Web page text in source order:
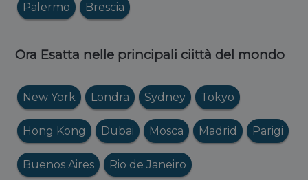
Palermo Brescia
Ora Esatta nelle principali ciittà del mondo
New York Londra Sydney Tokyo
Hong Kong Dubai Mosca Madrid Parigi
Buenos Aires Rio de Janeiro